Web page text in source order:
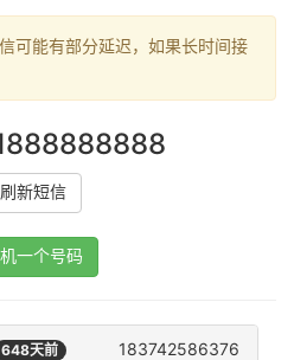
可能有部分延迟，如果长时间接
刷新短信
一个号码
648天前 183742586376